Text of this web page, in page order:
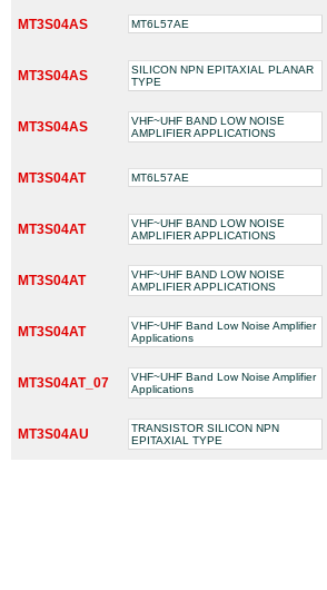
MT3S04AS MT6L57AE
MT3S04AS
SILICON NPN EPITAXIAL PLANAR
TYPE
MT3S04AS
VHF~UHF BAND LOW NOISE
AMPLIFIER APPLICATIONS
MT3S04AT MT6L57AE
MT3S04AT
VHF~UHF BAND LOW NOISE
AMPLIFIER APPLICATIONS
MT3S04AT
VHF~UHF BAND LOW NOISE
AMPLIFIER APPLICATIONS
MT3S04AT
VHF~UHF Band Low Noise Amplifier
Applications
MT3S04AT_07
VHF~UHF Band Low Noise Amplifier
Applications
MT3S04AU
TRANSISTOR SILICON NPN
EPITAXIAL TYPE